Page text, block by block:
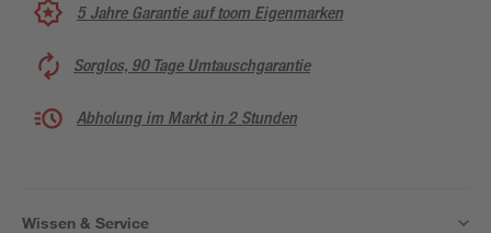
5 Jahre Garantie auf toom Eigenmarken
Sorglos, 90 Tage Umtauschgarantie
Abholung im Markt in 2 Stunden
Wissen & Service